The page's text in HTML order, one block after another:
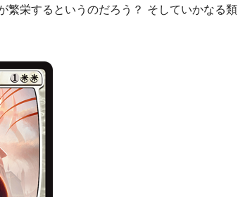
繁栄するというのだろう？ そしていかなる類